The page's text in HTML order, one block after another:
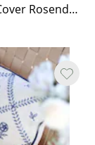
Cushion Cover Rosendal 45 x 45 cm